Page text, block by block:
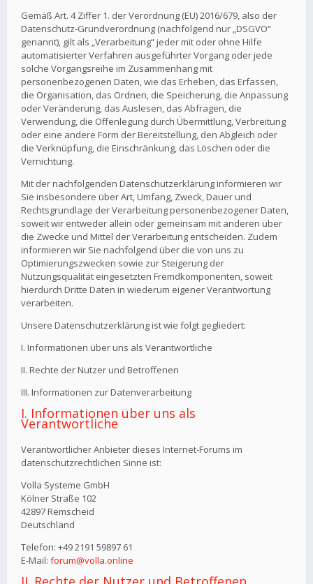
Gemäß Art. 4 Ziffer 1. der Verordnung (EU) 2016/679, also der
Datenschutz-Grundverordnung (nachfolgend nur „DSGVO“
genannt), gilt als „Verarbeitung“ jeder mit oder ohne Hilfe
automatisierter Verfahren ausgeführter Vorgang oder jede
solche Vorgangsreihe im Zusammenhang mit
personenbezogenen Daten, wie das Erheben, das Erfassen,
die Organisation, das Ordnen, die Speicherung, die Anpassung
oder Veränderung, das Auslesen, das Abfragen, die
Verwendung, die Offenlegung durch Übermittlung, Verbreitung
oder eine andere Form der Bereitstellung, den Abgleich oder
die Verknüpfung, die Einschränkung, das Löschen oder die
Vernichtung.
Mit der nachfolgenden Datenschutzerklärung informieren wir
Sie insbesondere über Art, Umfang, Zweck, Dauer und
Rechtsgrundlage der Verarbeitung personenbezogener Daten,
soweit wir entweder allein oder gemeinsam mit anderen über
die Zwecke und Mittel der Verarbeitung entscheiden. Zudem
informieren wir Sie nachfolgend über die von uns zu
Optimierungszwecken sowie zur Steigerung der
Nutzungsqualität eingesetzten Fremdkomponenten, soweit
hierdurch Dritte Daten in wiederum eigener Verantwortung
verarbeiten.
Unsere Datenschutzerklärung ist wie folgt gegliedert:
I. Informationen über uns als Verantwortliche
II. Rechte der Nutzer und Betroffenen
III. Informationen zur Datenverarbeitung
I. Informationen über uns als
Verantwortliche
Verantwortlicher Anbieter dieses Internet-Forums im
datenschutzrechtlichen Sinne ist:
Volla Systeme GmbH
Kölner Straße 102
42897 Remscheid
Deutschland
Telefon: +49 2191 59897 61
E-Mail: forum@volla.online